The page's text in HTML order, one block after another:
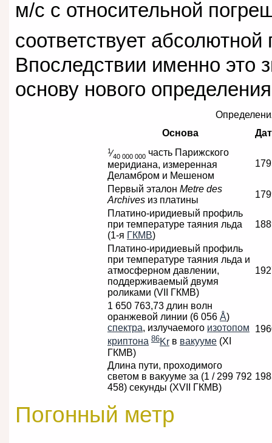
м/с с относительной
соответствует
Впоследствии именно это
основу нового
Основа
1⁄40 000 000 часть Парижского
меридиана, измеренная
Деламбром и Мешеном
Первый эталон Metre des
Archives из платины
Платино-иридиевый профиль
при температуре таяния льда
(1-я ГКМВ)
Платино-иридиевый профиль
при температуре таяния льда и
атмосферном давлении,
поддерживаемый двумя
роликами (VII ГКМВ)
1 650 763,73 длин волн
оранжевой линии (6 056 Å)
спектра, излучаемого изотопом
криптона 86Kr в вакууме (XI
ГКМВ)
Длина пути, проходимого
светом в вакууме за (1 / 299 792
458) секунды (XVII ГКМВ)
Погонный метр